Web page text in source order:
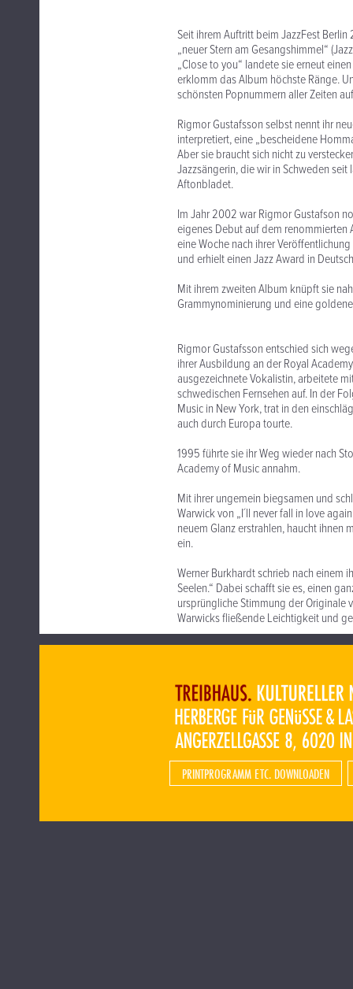
Seit ihrem Auftritt beim JazzFest
„neuer Stern am Gesangshimmel“
„Close to you“ landete sie erneut
erklomm das Album höchste Ränge.
schönsten Popnummern aller Zeiten
Rigmor Gustafsson selbst nennt ihr
interpretiert, eine „bescheidene
Aber sie braucht sich nicht zu
Jazzsängerin, die wir in Schweden
Aftonbladet.
Im Jahr 2002 war Rigmor Gustafson
eigenes Debut auf dem renommierten
eine Woche nach ihrer
und erhielt einen Jazz Award in
Mit ihrem zweiten Album knüpft sie
Grammynominierung und eine
Rigmor Gustafsson entschied sich
ihrer Ausbildung an der Royal
ausgezeichnete Vokalistin, arbeitete
schwedischen Fernsehen auf. In der
Music in New York, trat in den
auch durch Europa tourte.
1995 führte sie ihr Weg wieder nach
Academy of Music annahm.
Mit ihrer ungemein biegsamen und
Warwick von „I´ll never fall in love
neuem Glanz erstrahlen, haucht
ein.
Werner Burkhardt schrieb nach einem
Seelen.“ Dabei schafft sie es, einen
ursprüngliche Stimmung der Originale
Warwicks fließende Leichtigkeit und
PRINTPROGRAMM ETC. DOWNLOADEN